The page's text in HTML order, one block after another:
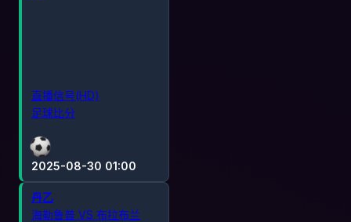
2025-08-30 01:00
直播信号(HD)
足球比分
丹乙
海勒鲁普 VS 布拉布兰